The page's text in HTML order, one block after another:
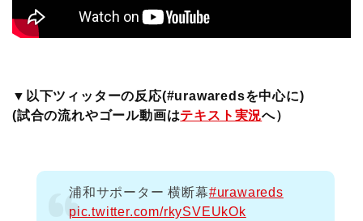
▼以下ツィッターの反応(#urawaredsを中心に)
(試合の流れやゴール動画はテキスト実況へ）
浦和サポーター 横断幕#urawareds
pic.twitter.com/rkySVEUkOk